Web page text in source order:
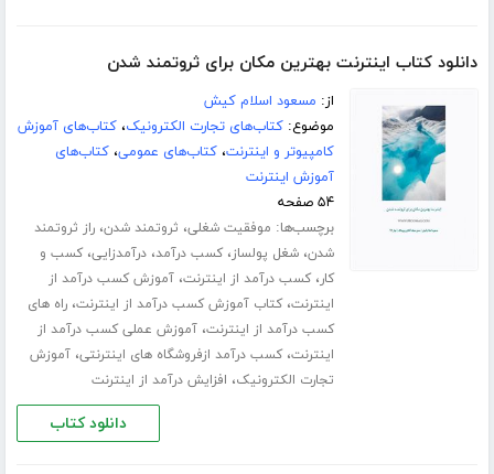
دانلود کتاب اینترنت بهترین مکان برای ثروتمند شدن
از: مسعود اسلام کیش
موضوع:کتاب‌های تجارت الکترونیک،کتاب‌های آموزش
کامپیوتر و اینترنت،کتاب‌های عمومی،کتاب‌های
آموزش اینترنت
۵۴ صفحه
برچسب‌ها: موفقیت شغلی، ثروتمند شدن،راز ثروتمند
شدن،شغل پولساز،کسب درآمد،درآمدزایی،کسب و
کار،کسب درآمد از اینترنت،آموزش کسب درآمد از
اینترنت،کتاب آموزش کسب درآمد از اینترنت،راه های
کسب درآمد از اینترنت،آموزش عملی کسب درآمد از
اینترنت،کسب درآمد ازفروشگاه های اینترنتی،آموزش
تجارت الکترونیک، افزایش درآمد از اینترنت
دانلود کتاب